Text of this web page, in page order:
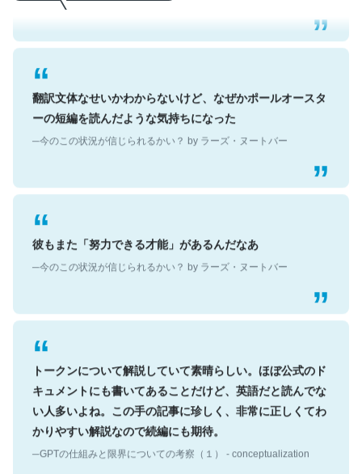
翻訳文体なせいかわからないけど、なぜかポールオースタ
ーの短編を読んだような気持ちになった
─今のこの状況が信じられるかい？ by ラーズ・ヌートバー
彼もまた「努力できる才能」があるんだなあ
─今のこの状況が信じられるかい？ by ラーズ・ヌートバー
トークンについて解説していて素晴らしい。ほぼ公式のド
キュメントにも書いてあることだけど、英語だと読んでな
い人多いよね。この手の記事に珍しく、非常に正しくてわ
かりやすい解説なので続編にも期待。
─GPTの仕組みと限界についての考察（１） - conceptualization